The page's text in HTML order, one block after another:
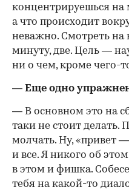
концентрируешься
а что происходит
неважно. Смотреть на
минуту, две. Цель —
ни о чем, кроме чего-
— Еще одно
— В основном это на
таки не стоит
молчать. Ну, «привет
и все. Я никого об
в этом и фишка.
тебя накакой-то